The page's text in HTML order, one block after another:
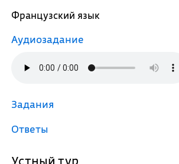
Французский язык
Аудиозадание
Задания
Ответы
Устный тур